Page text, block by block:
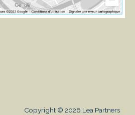
Copyright © 2026 Lea Partners